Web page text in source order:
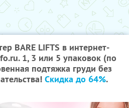
BARE LIFTS в интернет-
1, 3 или 5 упаковок (по
подтяжка груди без
Скидка до 64%.